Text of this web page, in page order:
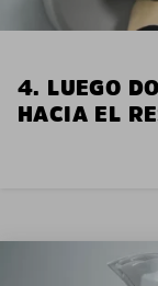
4. LUEGO
HACIA EL